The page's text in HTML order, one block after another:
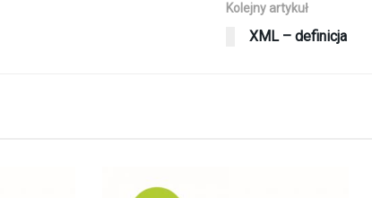
Kolejny artykuł
XML – definicja